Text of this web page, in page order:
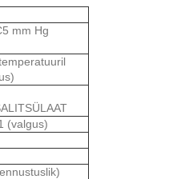
mm Hg
(valgus)